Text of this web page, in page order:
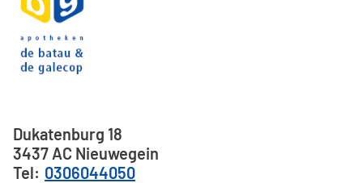
Adresgegevens
Dukatenburg 18
3437 AC Nieuwegein
0306044050